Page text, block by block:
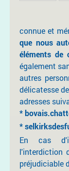
connue et
que nous
éléments de
également
autres
délicatesse
adresses
*
*
En cas
l'interdiction
préjudiciable